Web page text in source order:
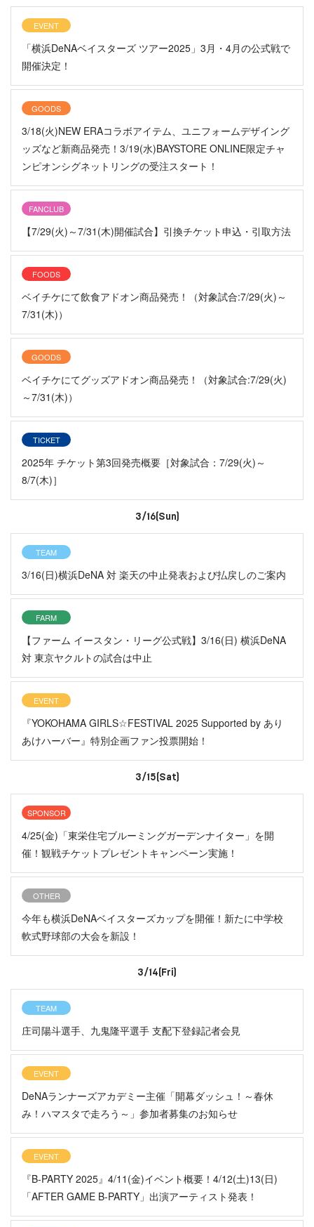
EVENT
「横浜DeNAベイスターズ ツアー2025」3月・4月の公式戦で
開催決定！
GOODS
3/18(火)NEW ERAコラボアイテム、ユニフォームデザイング
ッズなど新商品発売！3/19(水)BAYSTORE ONLINE限定チャ
ンピオンシグネットリングの受注スタート！
FANCLUB
【7/29(火)～7/31(木)開催試合】引換チケット申込・引取方法
FOODS
ベイチケにて飲食アドオン商品発売！（対象試合:7/29(火)～
7/31(木)）
GOODS
ベイチケにてグッズアドオン商品発売！（対象試合:7/29(火)
～7/31(木)）
TICKET
2025年 チケット第3回発売概要［対象試合：7/29(火)～
8/7(木)］
3/16(Sun)
TEAM
3/16(日)横浜DeNA 対 楽天の中止発表および払戻しのご案内
FARM
【ファーム イースタン・リーグ公式戦】3/16(日) 横浜DeNA
対 東京ヤクルトの試合は中止
EVENT
『YOKOHAMA GIRLS☆FESTIVAL 2025 Supported by あり
あけハーバー』特別企画ファン投票開始！
3/15(Sat)
SPONSOR
4/25(金)「東栄住宅ブルーミングガーデンナイター」を開
催！観戦チケットプレゼントキャンペーン実施！
OTHER
今年も横浜DeNAベイスターズカップを開催！新たに中学校
軟式野球部の大会を新設！
3/14(Fri)
TEAM
庄司陽斗選手、九鬼隆平選手 支配下登録記者会見
EVENT
DeNAランナーズアカデミー主催「開幕ダッシュ！～春休
み！ハマスタで走ろう～」参加者募集のお知らせ
EVENT
『B-PARTY 2025』4/11(金)イベント概要！4/12(土)13(日)
「AFTER GAME B-PARTY」出演アーティスト発表！